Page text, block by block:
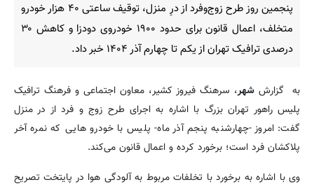
پنجمین روز طرح زوج‌وفرد از درِ منزل، توقیف ساعتی ۴۰ هزار خودرو
متخلف، اعمال قانون برای حدود ۱۹۰۰ خودروی دودزا و کاهش ۳۰
درصدی ترافیک تهران از یکم تا چهارم آذر ۱۴۰۴ خبر داد.
به گزارش شهر، سرهنگ فیروز کشیر، معاون اجتماعی و فرهنگ ترافیک
پلیس راهور تهران بزرگ با اشاره به اجرای طرح زوج و فرد از در منزل
گفت: امروز -چهارشنبه پنجم آذر ماه- پلیس با خودرو هایی که نمره آخر
پلاکشان فرد است؛ برخورد کرده و اعمال قانون می‌کند.
وی با اشاره به برخورد با تخلفات مربوط به آلودگی هوا در پایتخت تصریح